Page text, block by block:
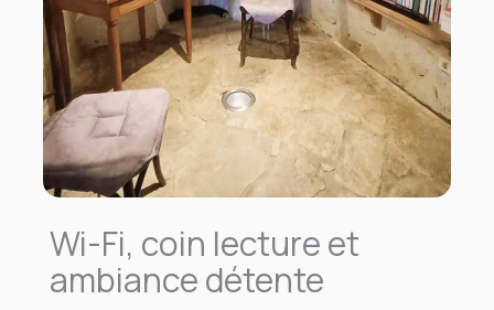
Wi-Fi, coin lecture et
ambiance détente